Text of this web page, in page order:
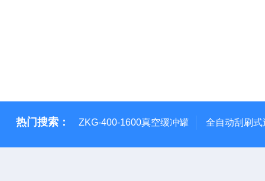
热门搜索： ZKG-400-1600真空缓冲罐 全自动刮刷式